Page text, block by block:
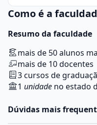
Como é a
Resumo da faculdade
mais de 50 alunos
mais de 10 docentes
3 cursos de
1 unidade no estado
Dúvidas mais